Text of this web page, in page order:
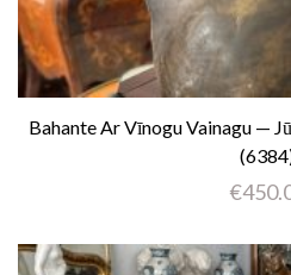
Bahante Ar Vīnogu Vainagu —
€